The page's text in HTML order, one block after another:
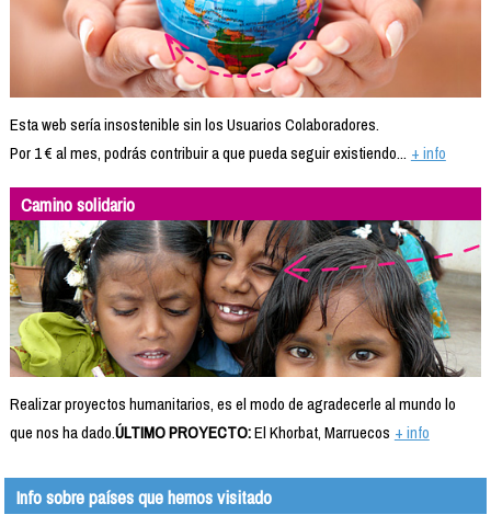
Esta web sería insostenible sin los Usuarios Colaboradores.
Por 1 € al mes, podrás contribuir a que pueda seguir existiendo... + info
Camino solidario
Realizar proyectos humanitarios, es el modo de agradecerle al mundo lo
que nos ha dado.ÚLTIMO PROYECTO:El Khorbat, Marruecos + info
Info sobre países que hemos visitado